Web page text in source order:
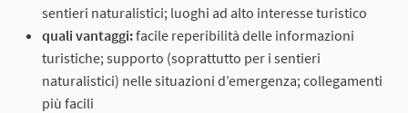
sentieri naturalistici; luoghi ad alto interesse turistico
quali vantaggi:facile reperibilità delle informazioni
turistiche; supporto (soprattutto per i sentieri
naturalistici) nelle situazioni d’emergenza; collegamenti
più facili